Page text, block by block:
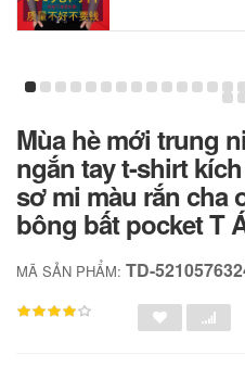
Mùa hè mới trung
ngắn tay t-shirt
sơ mi màu rắn cha
bông bất pocket T
MÃ SẢN PHẨM: TD-